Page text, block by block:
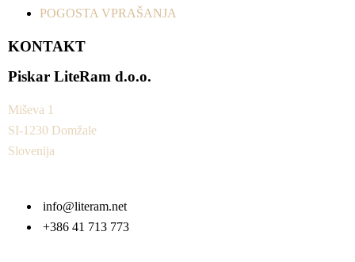
POGOSTA VPRAŠANJA
KONTAKT
Piskar LiteRam d.o.o.
Miševa 1
SI-1230 Domžale
Slovenija
info@literam.net
+386 41 713 773